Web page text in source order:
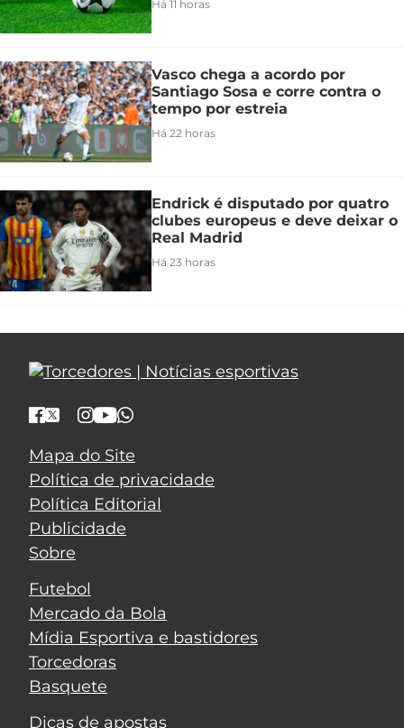
Há 11 horas
Vasco chega a acordo por
Santiago Sosa e corre contra o
tempo por estreia
Há 22 horas
Endrick é disputado por quatro
clubes europeus e deve deixar o
Real Madrid
Há 23 horas
Mapa do Site
Política de privacidade
Política Editorial
Publicidade
Sobre
Futebol
Mercado da Bola
Mídia Esportiva e bastidores
Torcedoras
Basquete
Dicas de apostas